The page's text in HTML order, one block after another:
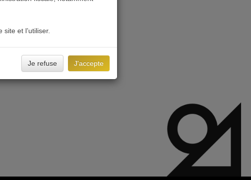
et l’utiliser.
Je refuse J'accepte